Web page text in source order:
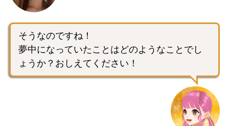
そうなのですね！
夢中になっていたことはどのようなことでし
ょうか？おしえてください！